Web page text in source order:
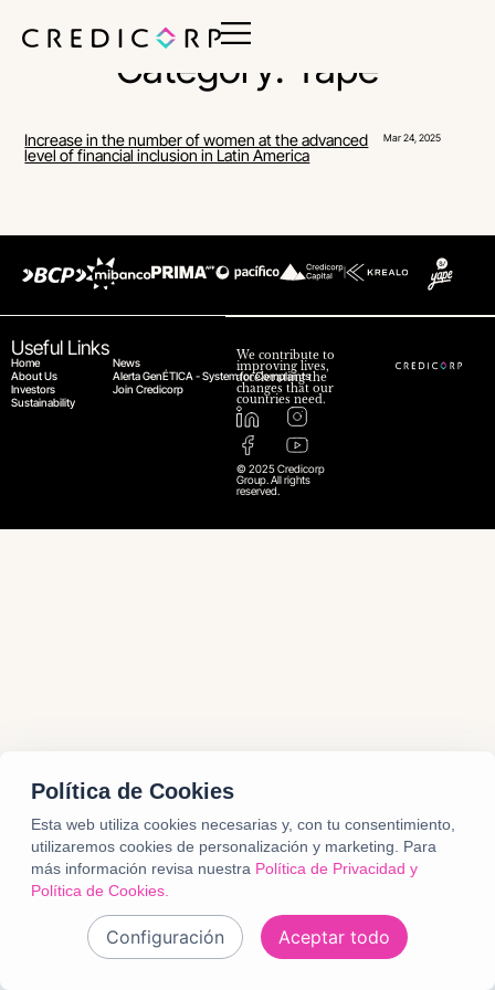
Política de Cookies
Esta web utiliza cookies necesarias y, con tu consentimiento,
utilizaremos cookies de personalización y marketing.
Para
más información revisa nuestra Política de Privacidad y
Política de Cookies.
Configuración Aceptar todo
Category: Yape
Increase in the number of women at the advanced
level of financial inclusion in Latin America
Mar 24, 2025
We contribute to
improving lives,
accelerating the
changes that our
countries need.
© 2025 Credicorp
Group. All rights
reserved.
Useful Links
Home
About Us
Investors
Sustainability
News
Alerta GenÉTICA - System for Complaints
Join Credicorp